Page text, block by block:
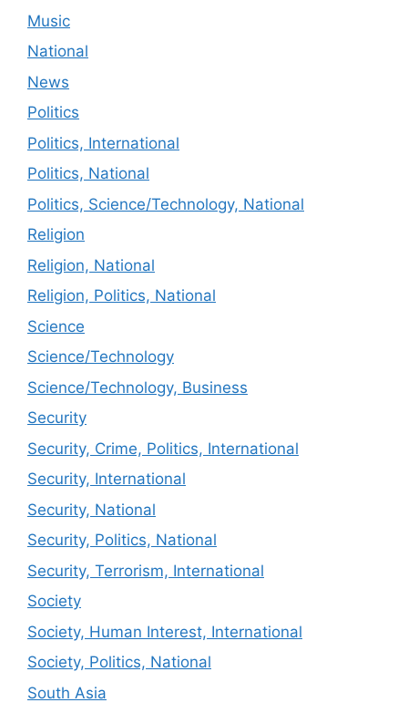
Music
National
News
Politics
Politics, International
Politics, National
Politics, Science/Technology, National
Religion
Religion, National
Religion, Politics, National
Science
Science/Technology
Science/Technology, Business
Security
Security, Crime, Politics, International
Security, International
Security, National
Security, Politics, National
Security, Terrorism, International
Society
Society, Human Interest, International
Society, Politics, National
South Asia